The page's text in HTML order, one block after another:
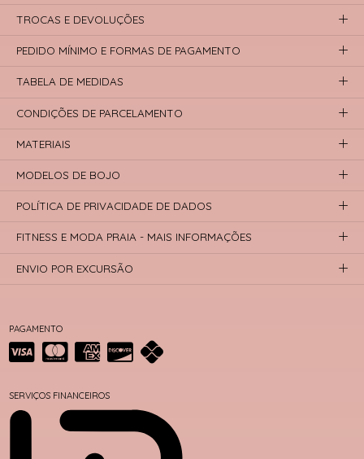
PAGAMENTO
SERVIÇOS FINANCEIROS
TROCAS E DEVOLUÇÕES
PEDIDO MÍNIMO E FORMAS DE PAGAMENTO
TABELA DE MEDIDAS
CONDIÇÕES DE PARCELAMENTO
MATERIAIS
MODELOS DE BOJO
POLÍTICA DE PRIVACIDADE DE DADOS
FITNESS E MODA PRAIA - MAIS INFORMAÇÕES
ENVIO POR EXCURSÃO